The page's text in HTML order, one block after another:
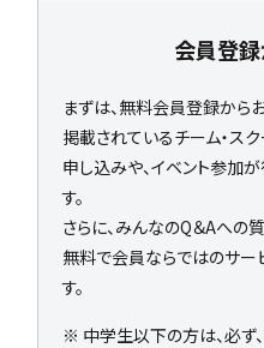
会員登
まずは、無料会員登録から
掲載されているチーム・ス
申し込みや、イベント参加
す。
さらに、みんなのQ＆Aへの
無料で会員ならではのサー
す。
※ 中学生以下の方は、必ず